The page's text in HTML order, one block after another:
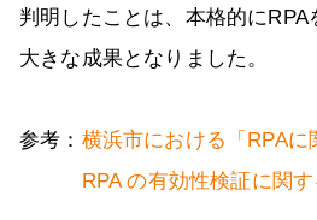
判明したことは、本格的に
大きな成果となりました。
参考： 横浜市における「RPAに
RPA の有効性検証に関